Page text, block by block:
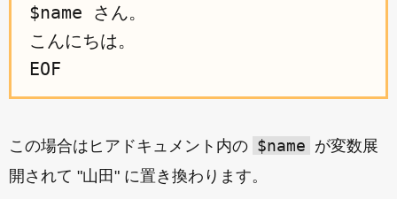
$name さん。
こんにちは。
この場合はヒアドキュメント内の $name が変数展
開されて "山田" に置き換わります。